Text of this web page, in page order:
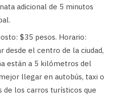
adicional de 5 minutos
$35 pesos. Horario:
desde el centro de la ciudad,
están a 5 kilómetros del
llegar en autobús, taxi o
de los carros turísticos que